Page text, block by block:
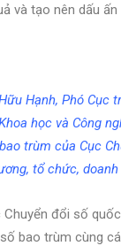
và tạo nên dấu
Hạnh, Phó Cục
học và Công
trùm của Cục
tổ chức,
Chuyển đổi số
bao trùm cùng